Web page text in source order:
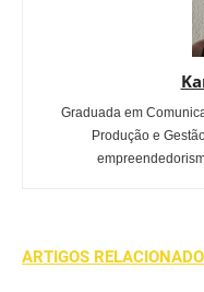
Graduada em
Produção e
ARTIGOS